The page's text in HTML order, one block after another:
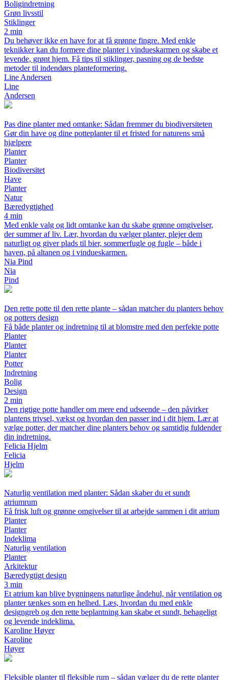
Boligindretning
Grøn livsstil
Stiklinger
2 min
Du behøver ikke en have for at få grønne fingre. Med enkle
teknikker kan du formere dine planter i vindueskarmen og skabe et
levende, grønt hjem. Få tips til stiklinger, pasning og de bedste
metoder til indendørs planteformering.
Line Andersen
Line
Andersen
Pas dine planter med omtanke: Sådan fremmer du biodiversiteten
Gør din have og dine potteplanter til et fristed for naturens små
hjælpere
Planter
Planter
Biodiversitet
Have
Planter
Natur
Bæredygtighed
4 min
Med enkle valg og lidt omtanke kan du skabe grønne omgivelser,
der summer af liv. Lær, hvordan du vælger planter, plejer dem
naturligt og giver plads til bier, sommerfugle og fugle – både i
haven, på altanen og i vindueskarmen.
Nia Pind
Nia
Pind
Den rette potte til den rette plante – sådan matcher du planters behov
og potters design
Få både planter og indretning til at blomstre med den perfekte potte
Planter
Planter
Planter
Potter
Indretning
Bolig
Design
2 min
Den rigtige potte handler om mere end udseende – den påvirker
plantens trivsel, vækst og hvordan den passer ind i dit hjem. Lær at
vælge potter, der matcher dine planters behov og samtidig fuldender
din indretning.
Felicia Hjelm
Felicia
Hjelm
Naturlig ventilation med planter: Sådan skaber du et sundt
atriumrum
Få frisk luft og grønne omgivelser til at arbejde sammen i dit atrium
Planter
Planter
Indeklima
Naturlig ventilation
Planter
Arkitektur
Bæredygtigt design
3 min
Et atrium kan blive bygningens naturlige åndehul, når ventilation og
planter tænkes som en helhed. Læs, hvordan du med enkle
designgreb og den rette beplantning kan skabe et sundt, behageligt
og levende indeklima.
Karoline Høyer
Karoline
Høyer
Fleksible planter til fleksible rum – sådan vælger du de rette planter